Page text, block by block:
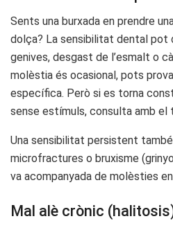
Sents una burxada en prendre
dolça? La sensibilitat dental pot
genives, desgast de l’esmalt o
molèstia és ocasional, pots
específica. Però si es torna
sense estímuls, consulta amb el
Una sensibilitat persistent
microfractures o bruxisme
va acompanyada de molèsties
Mal alè crònic